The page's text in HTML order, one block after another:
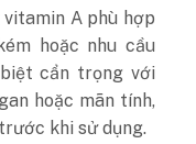
A phù hợp
hoặc nhu cầu
cẩn trọng với
hoặc mãn tính,
khi sử dụng.